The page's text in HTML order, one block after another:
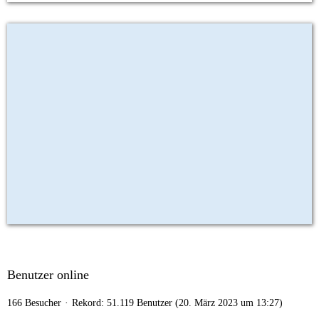
Benutzer online
166 Besucher Rekord: 51.119 Benutzer (20. März 2023 um 13:27)